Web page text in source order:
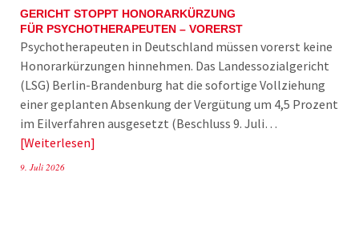
GERICHT STOPPT HONORARKÜRZUNG
FÜR PSYCHOTHERAPEUTEN – VORERST
Psychotherapeuten in Deutschland müssen vorerst keine
Honorarkürzungen hinnehmen. Das Landessozialgericht
(LSG) Berlin-Brandenburg hat die sofortige Vollziehung
einer geplanten Absenkung der Vergütung um 4,5 Prozent
im Eilverfahren ausgesetzt (Beschluss 9. Juli…
Weiterlesen
9. Juli 2026